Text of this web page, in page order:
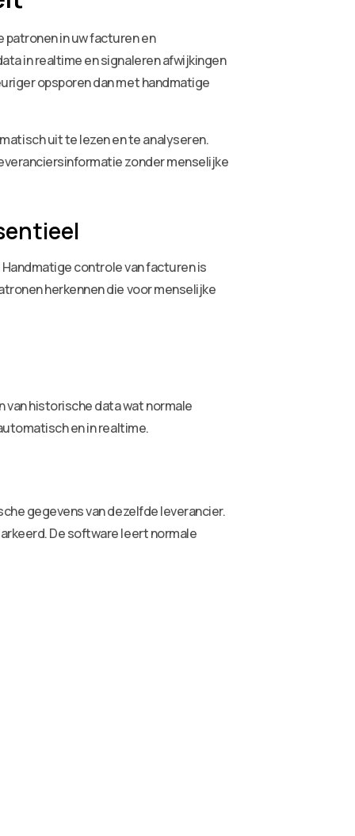
in uw facturen en
in realtime en signaleren afwijkingen
opsporen dan met handmatige
uit te lezen en te analyseren.
zonder menselijke
controle van facturen is
herkennen die voor menselijke
historische data wat normale
en in realtime.
gegevens van dezelfde leverancier.
De software leert normale